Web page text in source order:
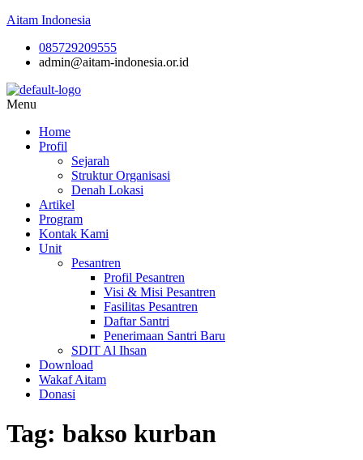
Aitam Indonesia
085729209555
admin@aitam-indonesia.or.id
Menu
Home
Profil
Sejarah
Struktur Organisasi
Denah Lokasi
Artikel
Program
Kontak Kami
Unit
Pesantren
Profil Pesantren
Visi & Misi Pesantren
Fasilitas Pesantren
Daftar Santri
Penerimaan Santri Baru
SDIT Al Ihsan
Download
Wakaf Aitam
Donasi
Tag: bakso kurban